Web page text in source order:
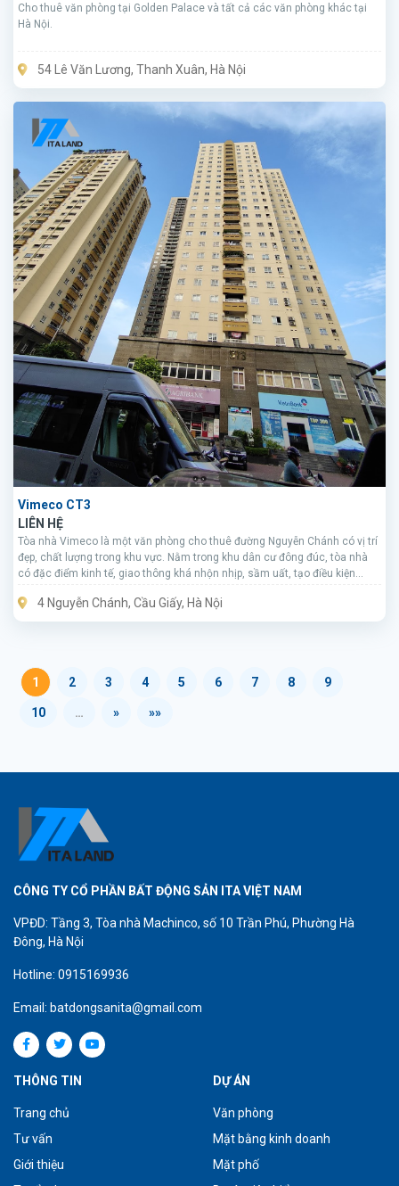
Cho thuê văn phòng tại Golden Palace và tất cả các văn phòng khác tại
Hà Nội.
54 Lê Văn Lương, Thanh Xuân, Hà Nội
Vimeco CT3
LIÊN HỆ
Tòa nhà Vimeco là một văn phòng cho thuê đường Nguyễn Chánh có vị trí
đẹp, chất lượng trong khu vực. Nằm trong khu dân cư đông đúc, tòa nhà
có đặc điểm kinh tế, giao thông khá nhộn nhịp, sầm uất, tạo điều kiện
4 Nguyễn Chánh, Cầu Giấy, Hà Nội
1 2 3 4 5 6 7 8 9
10 … » »»
CÔNG TY CỔ PHẦN BẤT ĐỘNG SẢN ITA VIỆT NAM
VPĐD: Tầng 3, Tòa nhà Machinco, số 10 Trần Phú, Phường Hà
Đông, Hà Nội
Hotline: 0915169936
Email: batdongsanita@gmail.com
THÔNG TIN
Trang chủ
Tư vấn
Giới thiệu
DỰ ÁN
Văn phòng
Mặt bằng kinh doanh
Mặt phố